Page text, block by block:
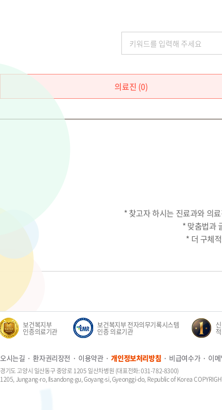
의료진 (0)
* 찾고자 하시는 진료과와 의
* 맞춤법과
* 더 구체
보건복지부
인증의료기관
보건복지부 전자의무기록시스템
인증 의료기관
신생
적정
오시는길 환자권리장전 이용약관 개인정보처리방침 비급여수가 이
경기도 고양시 일산동구 중앙로 1205 일산차병원 (대표전화: 031-782-8300)
1205, Jungang-ro, Ilsandong-gu, Goyang-si, Gyeonggi-do, Republic of Korea